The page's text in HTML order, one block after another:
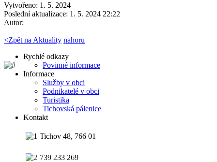
Vytvořeno: 1. 5. 2024
Poslední aktualizace: 1. 5. 2024 22:22
Autor:
<Zpět na Aktuality nahoru
Rychlé odkazy
Povinné informace
Informace
Služby v obci
Podnikatelé v obci
Turistika
Tichovská pálenice
Kontakt
Tichov 48, 766 01
739 233 269